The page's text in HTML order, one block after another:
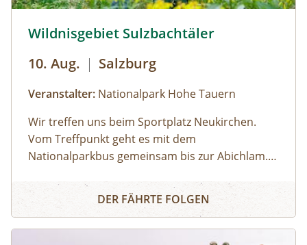
Wildnisgebiet Sulzbachtäler
10. Aug. | Salzburg
Veranstalter: Nationalpark Hohe Tauern
Wir treffen uns beim Sportplatz Neukirchen.
Vom Treffpunkt geht es mit dem
Nationalparkbus gemeinsam bis zur Abichlam.
durch einen lichten Lärchenwald noch auf
einem markierten Weg bis zur Aschamalm. Von
Wildnisgebiet Sulzbachtäler
DER FÄHRTE FOLGEN